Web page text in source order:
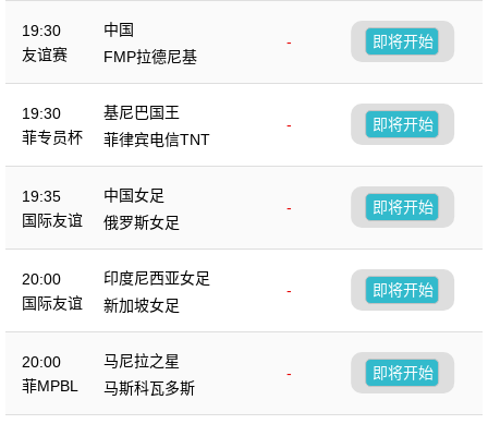
19:30
友谊赛
中国
-
FMP拉德尼基
即将开始
19:30
菲专员杯
基尼巴国王
-
菲律宾电信TNT
即将开始
19:35
国际友谊
中国女足
-
俄罗斯女足
即将开始
20:00
国际友谊
印度尼西亚女足
-
新加坡女足
即将开始
20:00
菲MPBL
马尼拉之星
-
马斯科瓦多斯
即将开始